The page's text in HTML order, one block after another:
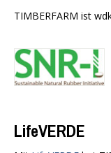
TIMBERFARM ist
LifeVERDE